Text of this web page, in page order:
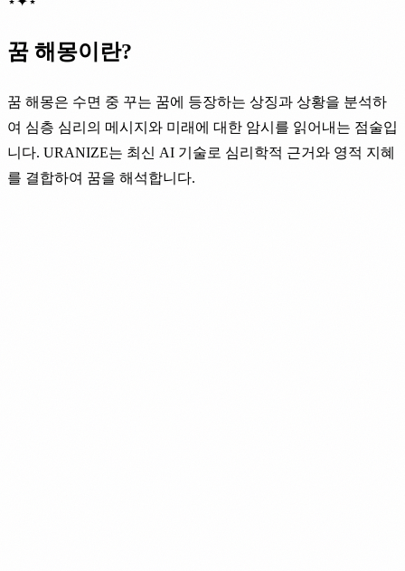
꿈 해몽이란?
꿈 해몽은 수면 중 꾸는 꿈에 등장하는 상징과 상황을 분석하
여 심층 심리의 메시지와 미래에 대한 암시를 읽어내는 점술입
니다. URANIZE는 최신 AI 기술로 심리학적 근거와 영적 지혜
를 결합하여 꿈을 해석합니다.